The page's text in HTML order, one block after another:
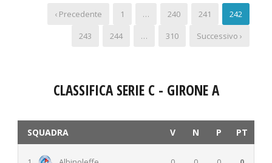
‹ Precedente 1 … 240 241
242
243
244 … 310 Successivo ›
CLASSIFICA SERIE C - GIRONE A
SQUADRA V N P PT